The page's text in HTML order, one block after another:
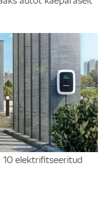
elektrifitseeritud